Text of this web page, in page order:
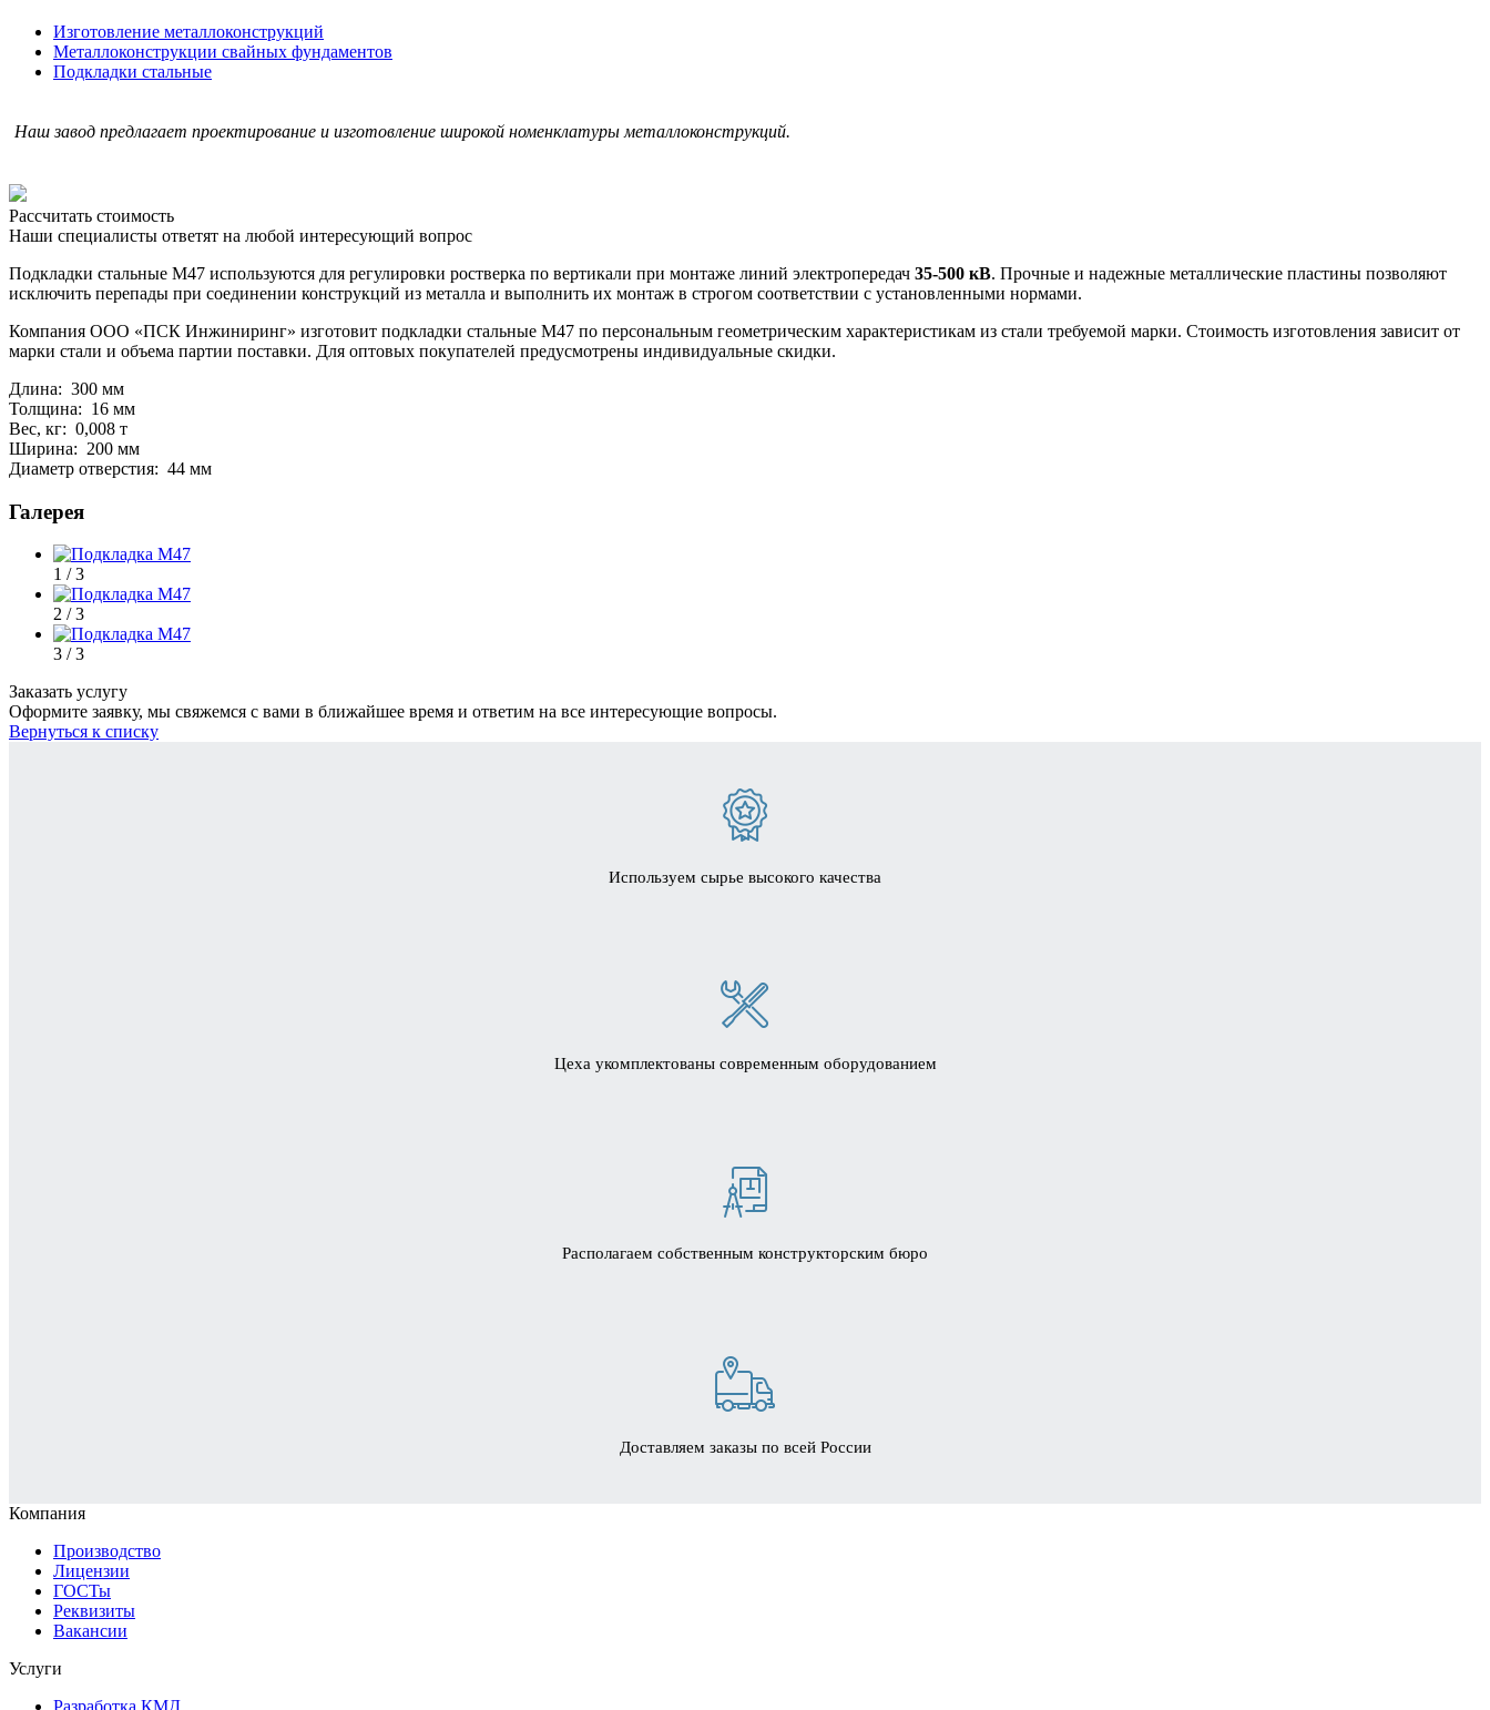
Изготовление металлоконструкций
Металлоконструкции свайных фундаментов
Подкладки стальные
Наш завод предлагает проектирование и изготовление широкой номенклатуры металлоконструкций.
Рассчитать стоимость
Наши специалисты ответят на любой интересующий вопрос
Подкладки стальные М47 используются для регулировки ростверка по вертикали при монтаже линий электропередач 35-500 кВ. Прочные и надежные металлические пластины позволяют
исключить перепады при соединении конструкций из металла и выполнить их монтаж в строгом соответствии с установленными нормами.
Компания ООО «ПСК Инжиниринг» изготовит подкладки стальные М47 по персональным геометрическим характеристикам из стали требуемой марки. Стоимость изготовления зависит от
марки стали и объема партии поставки. Для оптовых покупателей предусмотрены индивидуальные скидки.
Длина: 300 мм
Толщина: 16 мм
Вес, кг: 0,008 т
Ширина: 200 мм
Диаметр отверстия: 44 мм
Галерея
1 / 3
2 / 3
3 / 3
Заказать услугу
Оформите заявку, мы свяжемся с вами в ближайшее время и ответим на все интересующие вопросы.
Вернуться к списку
Используем сырье высокого качества
Цеха укомплектованы современным оборудованием
Располагаем собственным конструкторским бюро
Доставляем заказы по всей России
Компания
Производство
Лицензии
ГОСТы
Реквизиты
Вакансии
Услуги